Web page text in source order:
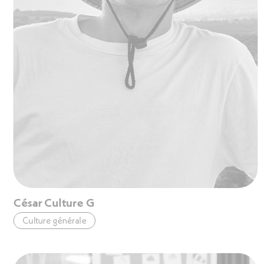
César Culture G
Culture générale